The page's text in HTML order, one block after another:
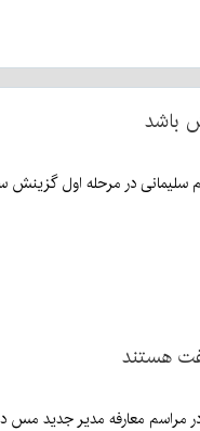
باشد
سلیمانی در مرحله اول
هستند
معارفه مدیر جدید مس